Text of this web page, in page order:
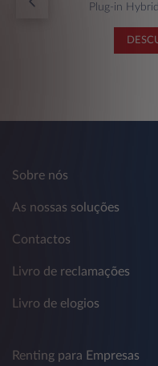
Plug-in
Sobre nós
As nossas soluções
Contactos
Livro de reclamações
Livro de elogios
Renting para Empresas